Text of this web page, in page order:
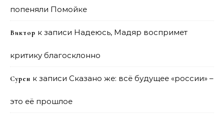
попеняли Помойке
Виктор к записи Надеюсь, Мадяр воспримет
критику благосклонно
Сурен к записи Сказано же: всё будущее «россии» –
это её прошлое